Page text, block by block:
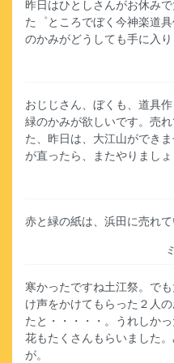
昨日はひとしさんがお休み
た゜ところでぼく今神楽道
のかみがどうしても手に入
おじじさん、ぼくも、道具
緑のかみが欲しいです。売
た、昨日は、大江山ができ
が直ったら、またやりましょ
赤と緑の紙は、浜田に売れ
寒かったですね土江祭。で
け声をかけてもらった２人
たと・・・・・。うれしかっ
花もたくさんもらいました
が。